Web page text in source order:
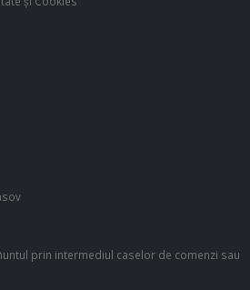
prin intermediul caselor de comenzi sau